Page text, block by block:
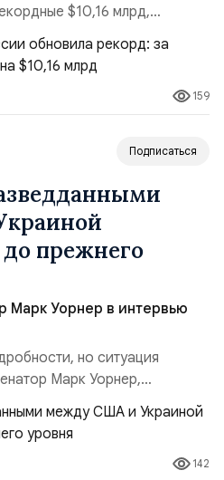
$10,16 млрд,
Это в 2,5 раза больше,
2025 года ($3,95 млрд).
42,2% денежного
рынка слияний и
159
Подписаться
до прежнего
Марк Уорнер в интервью
но ситуация
Марк Уорнер,
комитета по разведке,
Украиной беспилотников и
ей наносить
территории и укрепило её 142